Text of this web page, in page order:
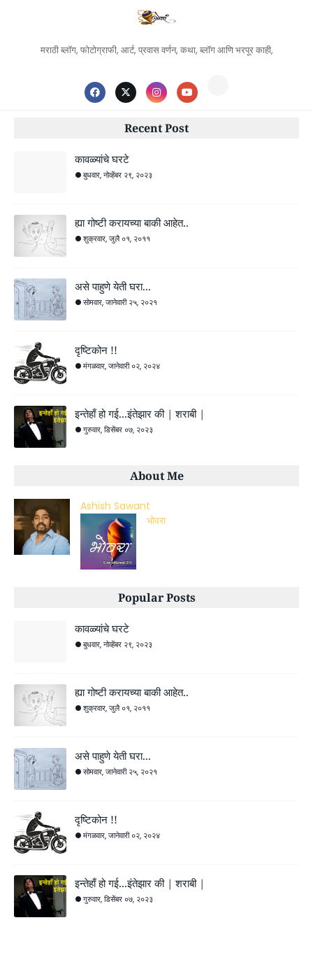
मराठी ब्लॉग, फोटोग्राफी, आर्ट, प्रवास वर्णन, कथा, ब्लॉग आणि भरपूर काही,
Recent Post
कावळ्यांचे घरटे
बुधवार, नोव्हेंबर २९, २०२३
ह्या गोष्टी करायच्या बाकी आहेत..
शुक्रवार, जुलै ०१, २०११
असे पाहुणे येती घरा...
सोमवार, जानेवारी २५, २०२१
दृष्टिकोन !!
मंगळवार, जानेवारी ०२, २०२४
इन्तेहाँ हो गई...इंतेझार की | शराबी |
गुरुवार, डिसेंबर ०७, २०२३
About Me
Ashish Sawant
भोवरा
Popular Posts
कावळ्यांचे घरटे
बुधवार, नोव्हेंबर २९, २०२३
ह्या गोष्टी करायच्या बाकी आहेत..
शुक्रवार, जुलै ०१, २०११
असे पाहुणे येती घरा...
सोमवार, जानेवारी २५, २०२१
दृष्टिकोन !!
मंगळवार, जानेवारी ०२, २०२४
इन्तेहाँ हो गई...इंतेझार की | शराबी |
गुरुवार, डिसेंबर ०७, २०२३